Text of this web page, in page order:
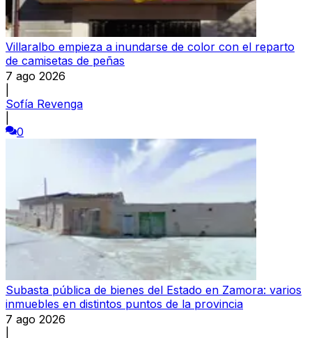
Villaralbo empieza a inundarse de color con el reparto
de camisetas de peñas
7 ago 2026
Sofía Revenga
0
Subasta pública de bienes del Estado en Zamora: varios
inmuebles en distintos puntos de la provincia
7 ago 2026